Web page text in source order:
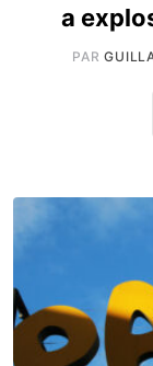
a
PAR